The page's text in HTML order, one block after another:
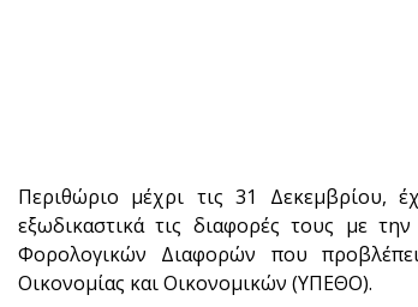
Περιθώριο μέχρι τις 31 Δεκεμβρίου,
εξωδικαστικά τις διαφορές τους με
Φορολογικών Διαφορών που
Οικονομίας και Οικονομικών (ΥΠΕΘΟ).